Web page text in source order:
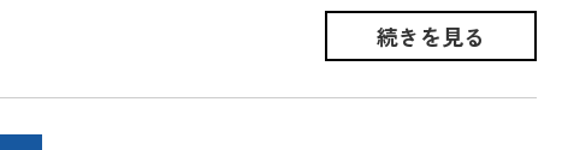
続きを見る